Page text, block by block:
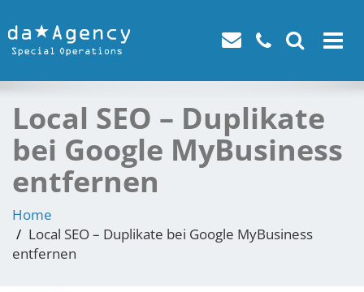
Toggle
Local SEO – Duplikate
bei Google MyBusiness
entfernen
Home
Local SEO – Duplikate bei Google MyBusiness
entfernen